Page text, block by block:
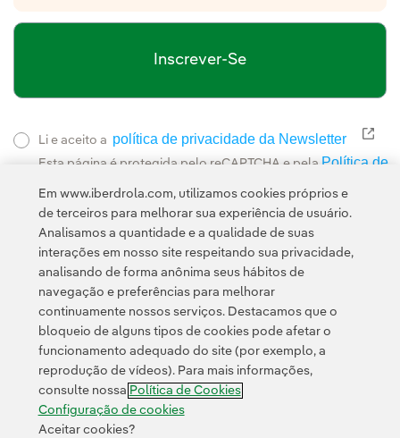
Inscrever-Se
Li e aceito a política de privacidade da Newsletter Link
Esta página é protegida pelo reCAPTCHA e pela Política de
Contato Clientes Política de Privacidade Informação legal
Transparência no uso da IA Política de cookies Configuração de cookies
Acessibilidade Canal de denúncias
© 2026 Iberdrola, S.A. Todos os direitos reservados.
Em www.iberdrola.com, utilizamos cookies próprios e
de terceiros para melhorar sua experiência de usuário.
Analisamos a quantidade e a qualidade de suas
interações em nosso site respeitando sua privacidade,
analisando de forma anônima seus hábitos de
navegação e preferências para melhorar
continuamente nossos serviços. Destacamos que o
bloqueio de alguns tipos de cookies pode afetar o
funcionamento adequado do site (por exemplo, a
reprodução de vídeos). Para mais informações,
consulte nossa Política de Cookies
Configuração de cookies
Aceitar cookies?